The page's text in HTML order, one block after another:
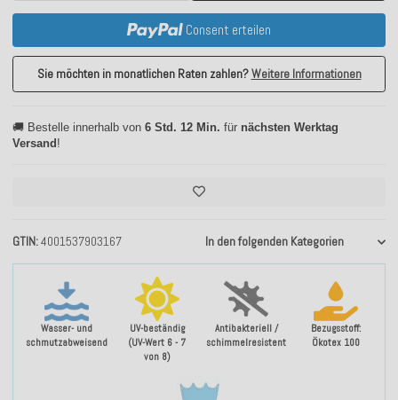
Wasser- und
schmutzabweisend
UV-beständig
(UV-Wert 6 - 7
von 8)
Antibakteriell /
schimmelresistent
Bezugsstoff:
Ökotex 100
GTIN 4001537903167 In den folgenden Kategorien
Consent erteilen
Sie möchten in monatlichen Raten zahlen?Weitere Informationen
🚚 Bestelle innerhalb von 6 Std. 12 Min. für nächsten Werktag
Versand!